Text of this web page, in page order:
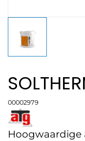
00002979
Hoogwaardige